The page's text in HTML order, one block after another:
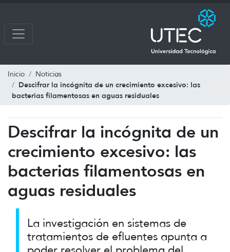
Inicio Noticias
Descifrar la incógnita de un crecimiento excesivo: las
bacterias filamentosas en aguas residuales
Descifrar la incógnita de un
crecimiento excesivo: las
bacterias filamentosas en
aguas residuales
La investigación en sistemas de
tratamientos de efluentes apunta a